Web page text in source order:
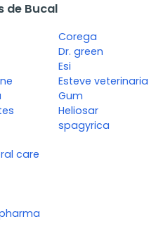
de Bucal
Corega
Dr. green
Esi
Esteve veterinaria
Gum
Heliosar
spagyrica
care